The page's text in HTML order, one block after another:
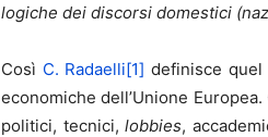
logiche dei discorsi domestici
Così C. Radaelli[1] definisce quel
economiche dell’Unione
politici, tecnici, lobbies,